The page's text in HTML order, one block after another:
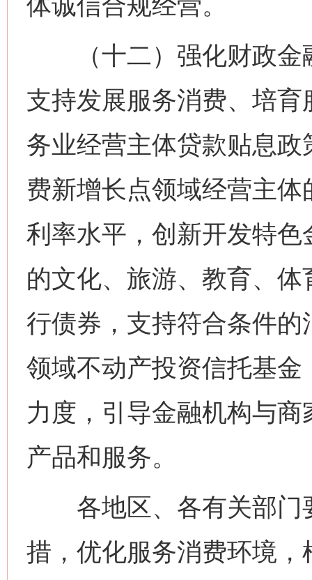
（十二）强化财政金
支持发展服务消费、培
务业经营主体贷款贴息
费新增长点领域经营主
利率水平，创新开发特
的文化、旅游、教育、
行债券，支持符合条件
领域不动产投资信托基
力度，引导金融机构与
产品和服务。
各地区、各有关部门
措，优化服务消费环境
网上购药对药下症？
这是一记警钟！